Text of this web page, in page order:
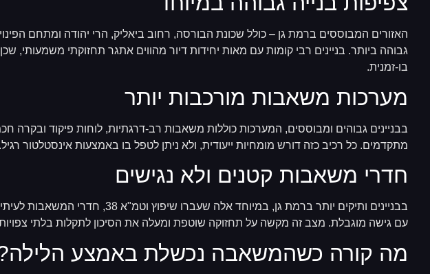
האזורים המבוססים ברמת גן – כולל שכונת הבורסה, רחוב ביאליק, הרי יהודה ומתחם
גבוהה ביותר. בניינים רבי קומות עם מאות יחידות דיור מהווים אתגר תחזוקתי משמעותי,
בו-זמנית.
מערכות משאבות מורכבות יותר
בבניינים גבוהים ומבוססים, המערכות כוללות משאבות רב-דרגתיות, לוחות פיקוד ובקרה
מתקדמים. כל רכיב כזה דורש מומחיות ייעודית, ולא ניתן לטפל בו באמצעות אינסטלטור רגיל.
חדרי משאבות קטנים ולא נגישים
בבניינים ותיקים יותר ברמת גן, במיוחד אלה
עם גישה מוגבלת. מצב זה מקשה על תחזוקה שוטפת ומעלה את הסיכון לתקלות בלתי
מה קורה כשהמשאבה נכשלת באמצע